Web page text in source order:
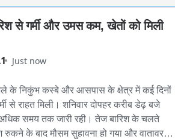
से गर्मी और उमस कम, खेतों को मिली
Just now
के निकुंभ कस्बे और आसपास के क्षेत्र में कई दिनों
से राहत मिली। शनिवार दोपहर करीब डेढ़ बजे
समय तक जारी रही। तेज बारिश के चलते
रुकने के बाद मौसम सुहावना हो गया और वातावरण